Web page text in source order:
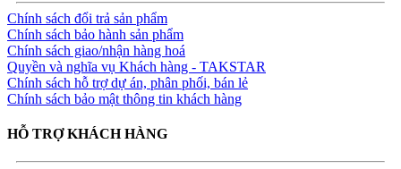
Chính sách đổi trả sản phẩm
Chính sách bảo hành sản phẩm
Chính sách giao/nhận hàng hoá
Quyền và nghĩa vụ Khách hàng - TAKSTAR
Chính sách hỗ trợ dự án, phân phối, bán lẻ
Chính sách bảo mật thông tin khách hàng
HỖ TRỢ KHÁCH HÀNG